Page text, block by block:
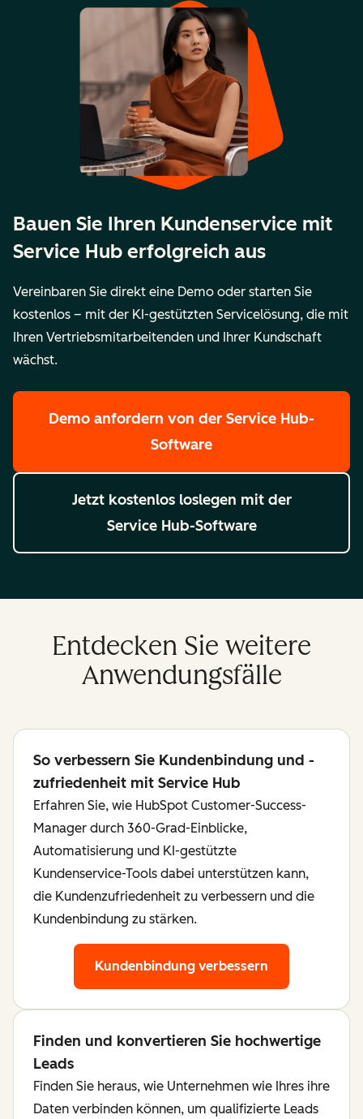
Bauen Sie Ihren Kundenservice mit
Service Hub erfolgreich aus
Vereinbaren Sie direkt eine Demo oder starten Sie
kostenlos – mit der KI-gestützten Servicelösung, die mit
Ihren Vertriebsmitarbeitenden und Ihrer Kundschaft
wächst.
Demo anfordern von der Service Hub-
Software
Jetzt kostenlos loslegen mit der
Service Hub-Software
Entdecken Sie weitere
Anwendungsfälle
So verbessern Sie Kundenbindung und -
zufriedenheit mit Service Hub
Erfahren Sie, wie HubSpot Customer-Success-
Manager durch 360-Grad-Einblicke,
Automatisierung und KI-gestützte
Kundenservice-Tools dabei unterstützen kann,
die Kundenzufriedenheit zu verbessern und die
Kundenbindung zu stärken.
Kundenbindung verbessern
Finden und konvertieren Sie hochwertige
Leads
Finden Sie heraus, wie Unternehmen wie Ihres ihre
Daten verbinden können, um qualifizierte Leads